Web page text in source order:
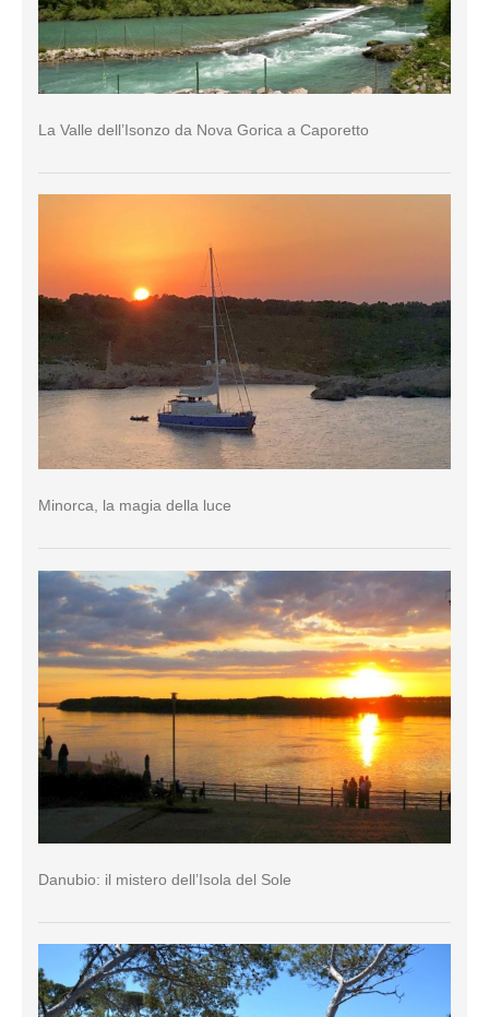
La Valle dell’Isonzo da Nova Gorica a Caporetto
Minorca, la magia della luce
Danubio: il mistero dell’Isola del Sole